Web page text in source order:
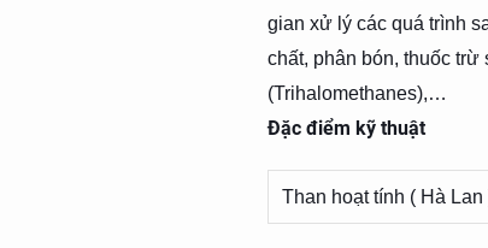
gian xử lý các quá trình
chất, phân bón, thuốc trừ
(Trihalomethanes),…
Đặc điểm kỹ thuật
Than hoạt tính ( Hà Lan